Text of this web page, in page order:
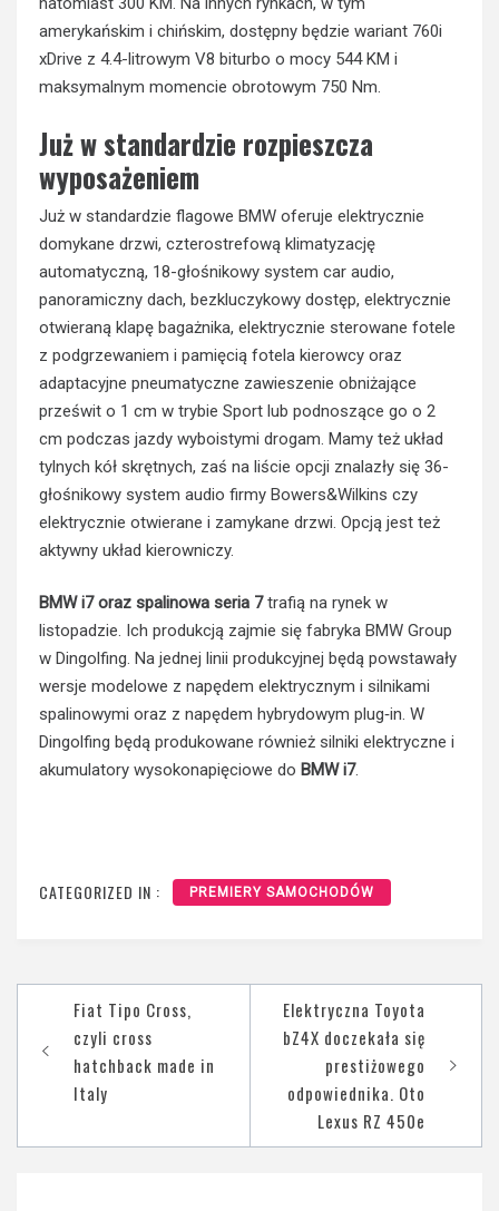
amerykańskim i chińskim, dostępny będzie wariant 760i
xDrive z 4.4-litrowym V8 biturbo o mocy 544 KM i
maksymalnym momencie obrotowym 750 Nm.
Już w standardzie rozpieszcza
wyposażeniem
Już w standardzie flagowe BMW oferuje elektrycznie
domykane drzwi, czterostrefową klimatyzację
automatyczną, 18-głośnikowy system car audio,
panoramiczny dach, bezkluczykowy dostęp, elektrycznie
otwieraną klapę bagażnika, elektrycznie sterowane fotele
z podgrzewaniem i pamięcią fotela kierowcy oraz
adaptacyjne pneumatyczne zawieszenie obniżające
prześwit o 1 cm w trybie Sport lub podnoszące go o 2
cm podczas jazdy wyboistymi drogam. Mamy też układ
tylnych kół skrętnych, zaś na liście opcji znalazły się 36-
głośnikowy system audio firmy Bowers&Wilkins czy
elektrycznie otwierane i zamykane drzwi. Opcją jest też
aktywny układ kierowniczy.
BMW i7 oraz spalinowa seria 7trafią na rynek w
listopadzie. Ich produkcją zajmie się fabryka BMW Group
w Dingolfing. Na jednej linii produkcyjnej będą powstawały
wersje modelowe z napędem elektrycznym i silnikami
spalinowymi oraz z napędem hybrydowym plug‑in. W
Dingolfing będą produkowane również silniki elektryczne i
akumulatory wysokonapięciowe do BMW i7.
CATEGORIZED IN : PREMIERY SAMOCHODÓW
Nawigacja
wpisu
Fiat Tipo Cross,
czyli cross
hatchback made in
Italy
Elektryczna Toyota
bZ4X doczekała się
prestiżowego
odpowiednika. Oto
Lexus RZ 450e